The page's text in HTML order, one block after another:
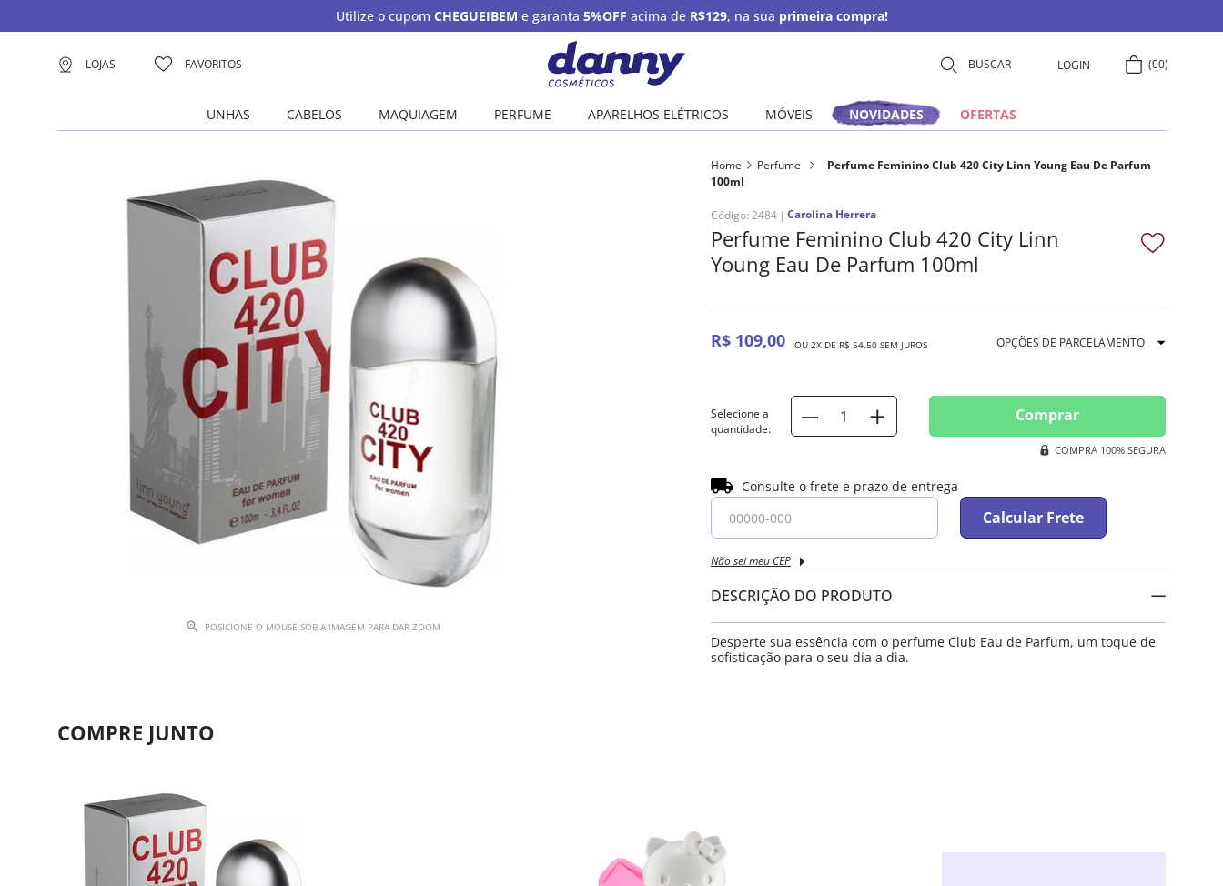
Utilize o cupom CHEGUEIBEM e garanta 5%OFF acima de R$129, na sua primeira compra!
LOJAS FAVORITOS LOGIN 00
UNHAS CABELOS MAQUIAGEM PERFUME APARELHOS ELÉTRICOS MÓVEIS NOVIDADES OFERTAS
POSICIONE O MOUSE SOB A IMAGEM PARA DAR ZOOM
Home Perfume
Perfume Feminino Club 420 City Linn Young Eau De Parfum
100ml
Código: 2484 Carolina Herrera
Perfume Feminino Club 420 City Linn
Young Eau De Parfum 100ml
R$ 109,00 OU 2X DE R$ 54,50SEM JUROS OPÇÕES DE PARCELAMENTO
Comprar
COMPRA 100% SEGURA
Consulte o frete e prazo de entrega
Calcular Frete
Não sei meu CEP
DESCRIÇÃO DO PRODUTO
Desperte sua essência com o perfume Club Eau de Parfum, um toque de
sofisticação para o seu dia a dia.
COMPRE JUNTO